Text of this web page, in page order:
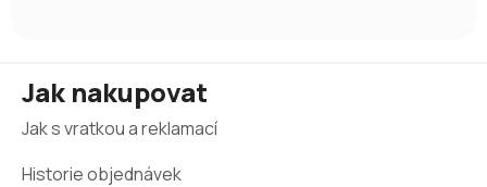
Jak nakupovat
Jak s vratkou a reklamací
Historie objednávek